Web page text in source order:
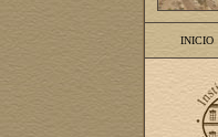
INICIO